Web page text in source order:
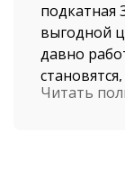
подкатная
выгодной
давно
Читать